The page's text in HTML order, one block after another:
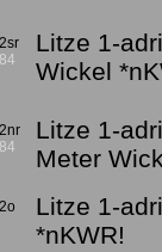
Litze 1-
Wickel
Litze 1-
Meter
Litze 1-
*nKWR!